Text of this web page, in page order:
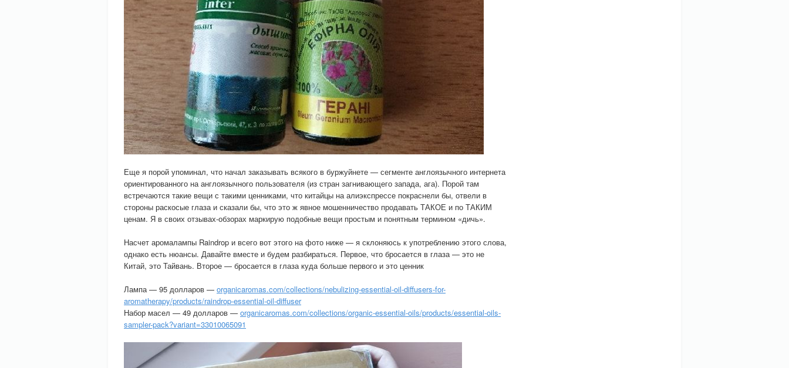
Еще я порой упоминал, что начал заказывать всякого в буржуйнете — сегменте англоязычного интернета
ориентированного на англоязычного пользователя (из стран загнивающего запада, ага). Порой там
встречаются такие вещи с такими ценниками, что китайцы на алиэкспрессе покраснели бы, отвели в
стороны раскосые глаза и сказали бы, что это ж явное мошенничество продавать ТАКОЕ и по ТАКИМ
ценам. Я в своих отзывах-обзорах маркирую подобные вещи простым и понятным термином «дичь».
Насчет аромалампы Raindrop и всего вот этого на фото ниже — я склоняюсь к употреблению этого слова,
однако есть нюансы. Давайте вместе и будем разбираться. Первое, что бросается в глаза — это не
Китай, это Тайвань. Второе — бросается в глаза куда больше первого и это ценник
Лампа — 95 долларов — organicaromas.com/collections/nebulizing-essential-oil-diffusers-for-
aromatherapy/products/raindrop-essential-oil-diffuser
Набор масел — 49 долларов — organicaromas.com/collections/organic-essential-oils/products/essential-oils-
sampler-pack?variant=33010065091